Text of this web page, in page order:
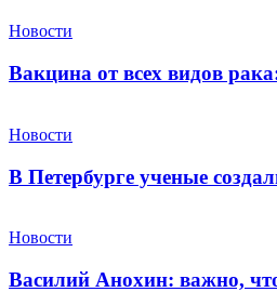
Новости
Вакцина от всех видов
Новости
В Петербурге ученые
Новости
Василий Анохин: важно,